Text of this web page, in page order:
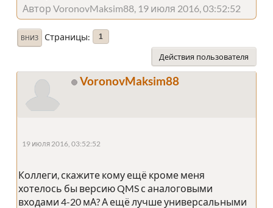
Автор VoronovMaksim88, 19 июля 2016, 03:52:52
ВНИЗ Страницы 1
Действия пользователя
VoronovMaksim88
19 июля 2016, 03:52:52
Коллеги, скажите кому ещё кроме меня
хотелось бы версию QMS с аналоговыми
входами 4-20 мА? А ещё лучше универсальными